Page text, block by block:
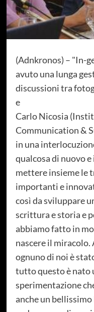
(Adnkronos) – "In-
avuto una lunga
discussioni tra
e
Carlo Nicosia
Communication &
in una
qualcosa di nuovo
mettere insieme le
importanti e
così da sviluppare
scrittura e storia e
abbiamo fatto in
nascere il miracolo.
ognuno di noi è
tutto questo è nato
sperimentazione
anche un